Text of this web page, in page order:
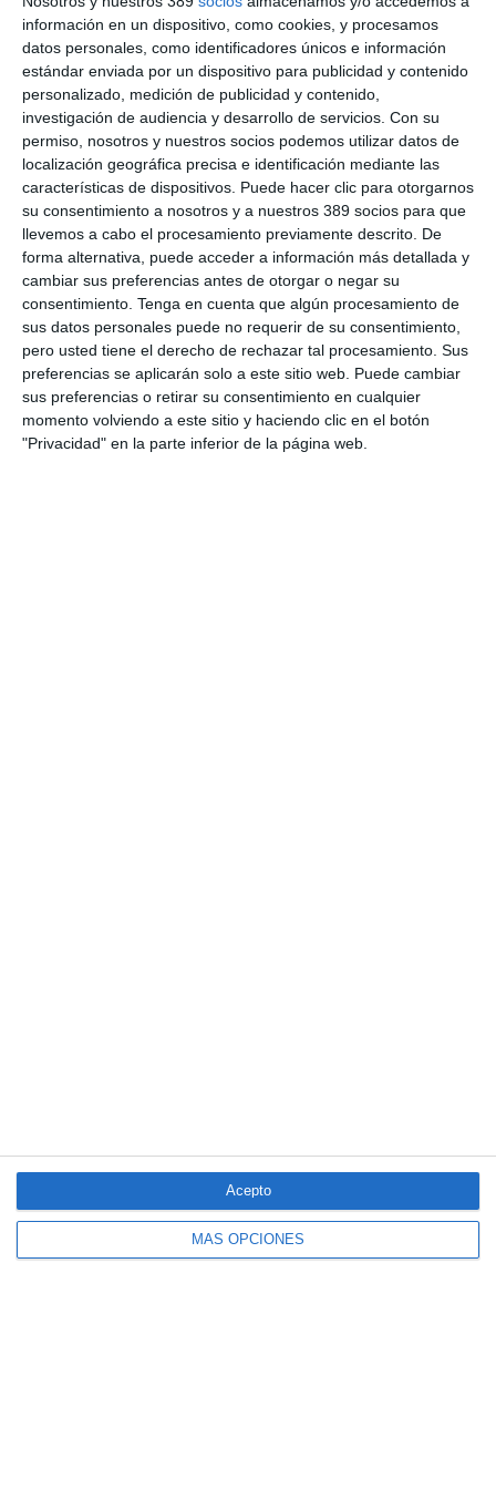
información en un dispositivo, como cookies, y procesamos
datos personales, como identificadores únicos e información
estándar enviada por un dispositivo para publicidad y contenido
personalizado, medición de publicidad y contenido,
investigación de audiencia y desarrollo de servicios. Con su
permiso, nosotros y nuestros socios podemos utilizar datos de
localización geográfica precisa e identificación mediante las
características de dispositivos. Puede hacer clic para otorgarnos
su consentimiento a nosotros y a nuestros 389 socios para que
llevemos a cabo el procesamiento previamente descrito. De
forma alternativa, puede acceder a información más detallada y
cambiar sus preferencias antes de otorgar o negar su
consentimiento. Tenga en cuenta que algún procesamiento de
sus datos personales puede no requerir de su consentimiento,
pero usted tiene el derecho de rechazar tal procesamiento. Sus
preferencias se aplicarán solo a este sitio web. Puede cambiar
sus preferencias o retirar su consentimiento en cualquier
momento volviendo a este sitio y haciendo clic en el botón
"Privacidad" en la parte inferior de la página web.
MÁS OPCIONES
Acepto
Asistieron los principales líderes globales de la compañía como
David Howden, fundador y CEO del Grupo, que inauguró la
jornada, y posteriormente se celebró una mesa de debate
moderada con el propio David Howden,
Luigi Sturani
Howden Europa, ySalvador Marín, CEO de Howden Iberia y
Howden Nordics. Este último trasladó a la plantilla la visión de
negocio de Howden Iberia, los principales hitos alcanzados en
los últimos años y la hoja de ruta de crecimiento hasta 2030.
"Reunir a cerca de mil personas que forman parte de Howden
Iberia es la mejor muestra de lo que somos como compañía.
Nuestro crecimiento se ha construido sobre el talento, la
ambición compartida y una cultura muy sólida", señala
Salvador Marín, CEO de Howden Iberia." Tener además en
Madrid a líderes globales como David Howden y Luigi Sturani
refleja la importancia estratégica de Iberia dentro del Grupo y
el enorme potencial que tenemos por delante", concluye.
Si quiere recibir diariamente y GRATIS noticias como
esta, pinche aquí